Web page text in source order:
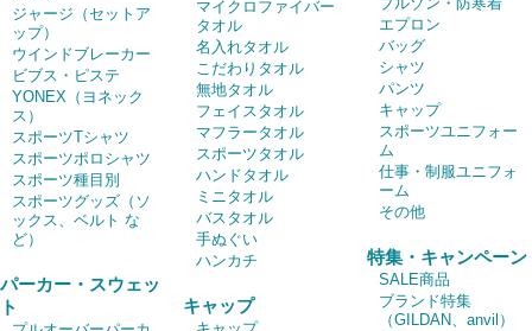
ジャージ（セットア
ップ）
ウインドブレーカー
ビブス・ピステ
YONEX（ヨネック
ス）
スポーツTシャツ
スポーツポロシャツ
スポーツ種目別
スポーツグッズ（ソ
ックス、ベルト な
ど）
パーカー・スウェッ
ト
マイクロファイバー
タオル
名入れタオル
こだわりタオル
無地タオル
フェイスタオル
マフラータオル
スポーツタオル
ハンドタオル
ミニタオル
バスタオル
手ぬぐい
ハンカチ
キャップ
エプロン
バッグ
シャツ
パンツ
キャップ
スポーツユニフォー
ム
仕事・制服ユニフォ
ーム
その他
特集・キャンペーン
SALE商品
ブランド特集
（GILDAN、anvil）